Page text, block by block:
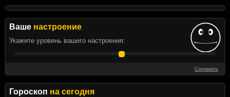
Ваше настроение
Укажите уровень вашего настроения:
Сохранить
Гороскоп на сегодня